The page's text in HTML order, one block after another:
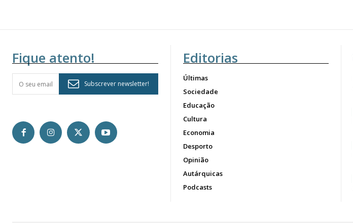
Fique atento!
Subscrever newsletter!
Editorias
Últimas
Sociedade
Educação
Cultura
Economia
Desporto
Opinião
Autárquicas
Podcasts